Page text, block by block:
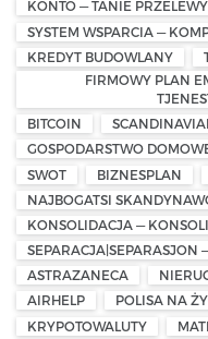
KONTO — TANIE PRZELEWY
SYSTEM WSPARCIA —
KREDYT BUDOWLANY
FIRMOWY PLAN
BITCOIN
GOSPODARSTWO
SWOT
BIZNESPLAN
NAJBOGATSI
KONSOLIDACJA —
SEPARACJA|SEPARASJON
ASTRAZANECA
AIRHELP
POLISA NA
KRYPOTOWALUTY